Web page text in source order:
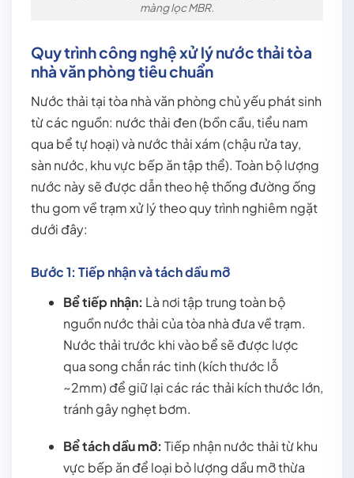
màng lọc MBR.
Quy trình công nghệ xử lý nước thải tòa
nhà văn phòng tiêu chuẩn
Nước thải tại tòa nhà văn phòng chủ yếu phát sinh
từ các nguồn: nước thải đen (bồn cầu, tiểu nam
qua bể tự hoại) và nước thải xám (chậu rửa tay,
sàn nước, khu vực bếp ăn tập thể). Toàn bộ lượng
nước này sẽ được dẫn theo hệ thống đường ống
thu gom về trạm xử lý theo quy trình nghiêm ngặt
dưới đây:
Bước 1: Tiếp nhận và tách dầu mỡ
Bể tiếp nhận: Là nơi tập trung toàn bộ
nguồn nước thải của tòa nhà đưa về trạm.
Nước thải trước khi vào bể sẽ được lược
qua song chắn rác tinh (kích thước lỗ
~2mm) để giữ lại các rác thải kích thước lớn,
tránh gây nghẹt bơm.
Bể tách dầu mỡ: Tiếp nhận nước thải từ khu
vực bếp ăn để loại bỏ lượng dầu mỡ thừa